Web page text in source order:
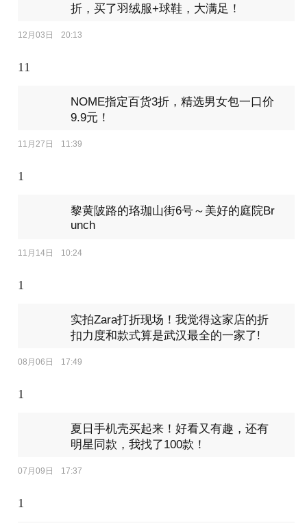
折，买了羽绒服+球鞋，大满足！
12月03日 20:13
11
NOME指定百货3折，精选男女包一口价
9.9元！
11月27日 11:39
1
黎黄陂路的珞珈山街6号～美好的庭院Br
unch
11月14日 10:24
1
实拍Zara打折现场！我觉得这家店的折
扣力度和款式算是武汉最全的一家了!
08月06日 17:49
1
夏日手机壳买起来！好看又有趣，还有
明星同款，我找了100款！
07月09日 17:37
1